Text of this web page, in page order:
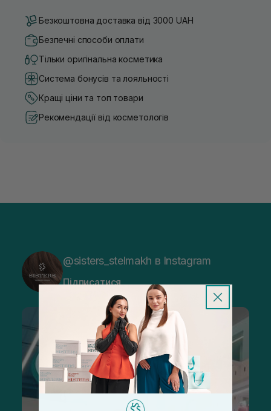
Безкоштовна доставка від 3000 UAH
Безпечні способи оплати
Тільки оригінальна косметика
Система бонусів та лояльності
Кращі ціни та топ товари
Рекомендації від косметологів
@sisters_stelmakh в Instagram
Підписатися